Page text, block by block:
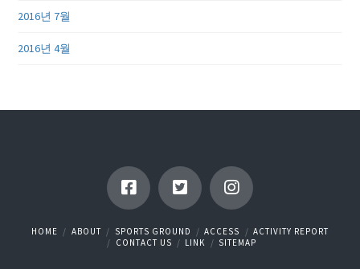
2016년 7월
2016년 4월
HOME ABOUT SPORTS GROUND ACCESS
ACTIVITY REPORT
CONTACT US
LINK SITEMAP